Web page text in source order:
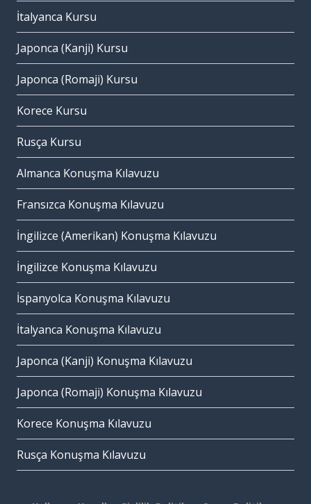
İtalyanca Kursu
Japonca (Kanji) Kursu
Japonca (Romaji) Kursu
Korece Kursu
Rusça Kursu
Almanca Konuşma Kılavuzu
Fransızca Konuşma Kılavuzu
İngilizce (Amerikan) Konuşma Kılavuzu
İngilizce Konuşma Kılavuzu
İspanyolca Konuşma Kılavuzu
İtalyanca Konuşma Kılavuzu
Japonca (Kanji) Konuşma Kılavuzu
Japonca (Romaji) Konuşma Kılavuzu
Korece Konuşma Kılavuzu
Rusça Konuşma Kılavuzu